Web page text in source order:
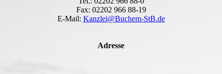
Fax: 02202 966 88-19
E-Mail: Kanzlei@Buchem-StB.de
Adresse